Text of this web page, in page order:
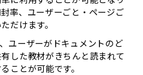
率、ユーザーごと・ページご
だけます。
ユーザーがドキュメントのど
した教材がきちんと読まれて
ことが可能です。